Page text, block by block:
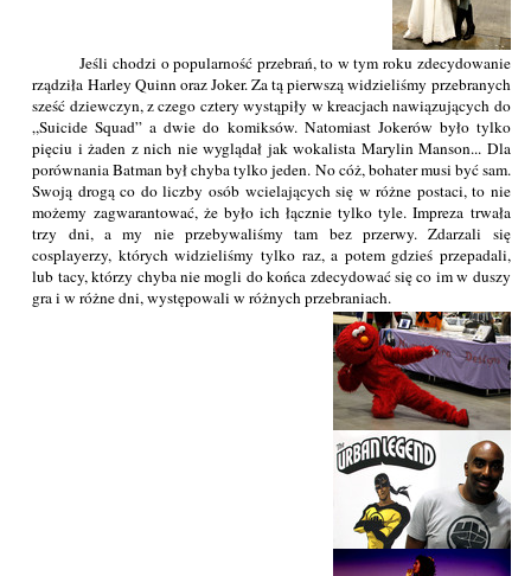
Jeśli chodzi o popularność przebrań, to w tym roku zdecydowanie
rządziła Harley Quinn oraz Joker. Za tą pierwszą widzieliśmy przebranych
sześć dziewczyn, z czego cztery wystąpiły w kreacjach nawiązujących do
„Suicide Squad” a dwie do komiksów. Natomiast Jokerów było tylko
pięciu i żaden z nich nie wyglądał jak wokalista Marylin Manson... Dla
porównania Batman był chyba tylko jeden. No cóż, bohater musi być sam.
Swoją drogą co do liczby osób wcielających się w różne postaci, to nie
możemy zagwarantować, że było ich łącznie tylko tyle. Impreza trwała
trzy dni, a my nie przebywaliśmy tam bez przerwy. Zdarzali się
cosplayerzy, których widzieliśmy tylko raz, a potem gdzieś przepadali,
lub tacy, którzy chyba nie mogli do końca zdecydować się co im w duszy
gra i w różne dni, występowali w różnych przebraniach.